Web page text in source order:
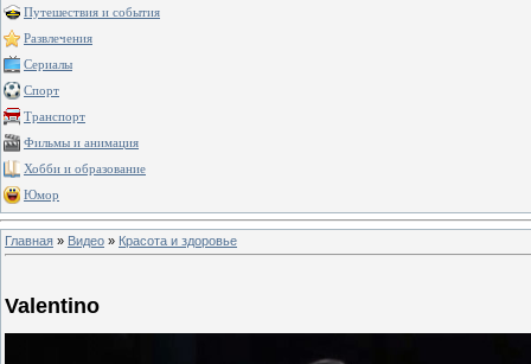
Путешествия и события
Развлечения
Сериалы
Спорт
Транспорт
Фильмы и анимация
Хобби и образование
Юмор
Главная » Видео » Красота и здоровье
Valentino